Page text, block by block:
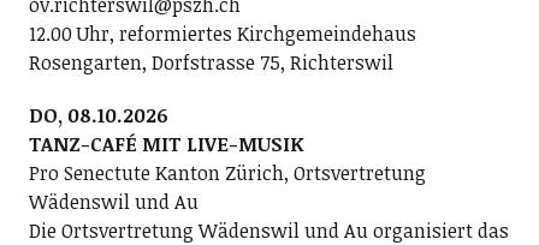
12.00 Uhr, reformiertes Kirchgemeindehaus
Rosengarten, Dorfstrasse 75, Richterswil
DO, 08.10.2026
TANZ-CAFÉ MIT LIVE-MUSIK
Pro Senectute Kanton Zürich, Ortsvertretung
Wädenswil und Au
Die Ortsvertretung Wädenswil und Au organisiert das